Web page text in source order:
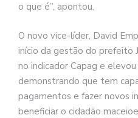
o que é”, apontou.
O novo vice-líder, David
início da gestão do prefeito
no indicador Capag e
demonstrando que tem
pagamentos e fazer novos
beneficiar o cidadão